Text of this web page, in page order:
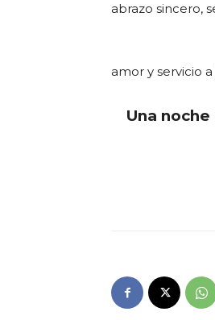
abrazo sincero,
amor y servicio
Una